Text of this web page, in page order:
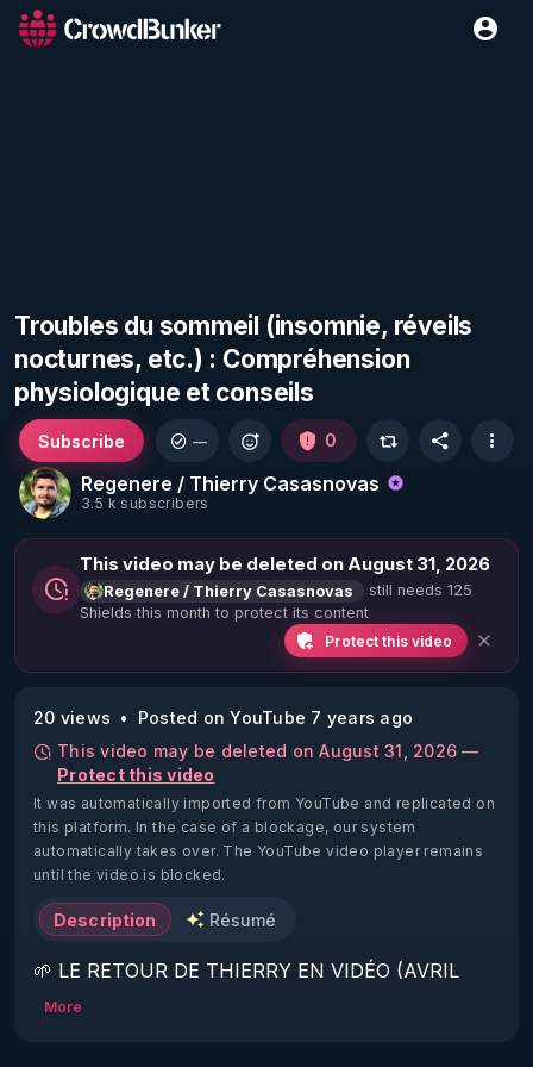
Troubles du sommeil (insomnie, réveils
nocturnes, etc.) : Compréhension
physiologique et conseils
Regenere / Thierry Casasnovas
3.5 k subscribers
Subscribe — 0
This video may be deleted on August 31, 2026
Regenere / Thierry Casasnovas
still needs 125
Shields this month to protect its content
Protect this video
20 views
Posted on YouTube 7 years ago
This video may be deleted on August 31, 2026 —
Protect this video
It was automatically imported from YouTube and replicated on
this platform. In the case of a blockage, our system
automatically takes over. The YouTube video player remains
until the video is blocked.
Description Résumé
🌱 LE RETOUR DE THIERRY EN VIDÉO (AVRIL
2022)!
More